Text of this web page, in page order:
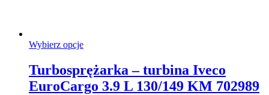
Wybierz opcjeTen
wiele
wariantów.
Turbosprężarka – turbina Iveco
EuroCargo 3.9 L 130/149 KM 702989